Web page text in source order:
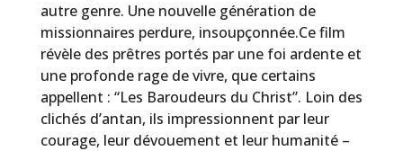
autre genre. Une nouvelle génération de
missionnaires perdure, insoupçonnée.Ce film
révèle des prêtres portés par une foi ardente et
une profonde rage de vivre, que certains
appellent : “Les Baroudeurs du Christ”. Loin des
clichés d’antan, ils impressionnent par leur
courage, leur dévouement et leur humanité –